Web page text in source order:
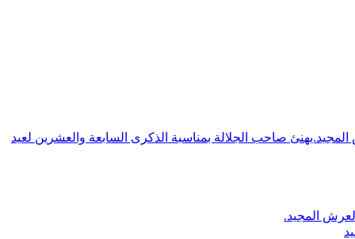
صاحب الجلالة بمناسبة الذكرى السابعة والعشرين لعيد
المجيد.